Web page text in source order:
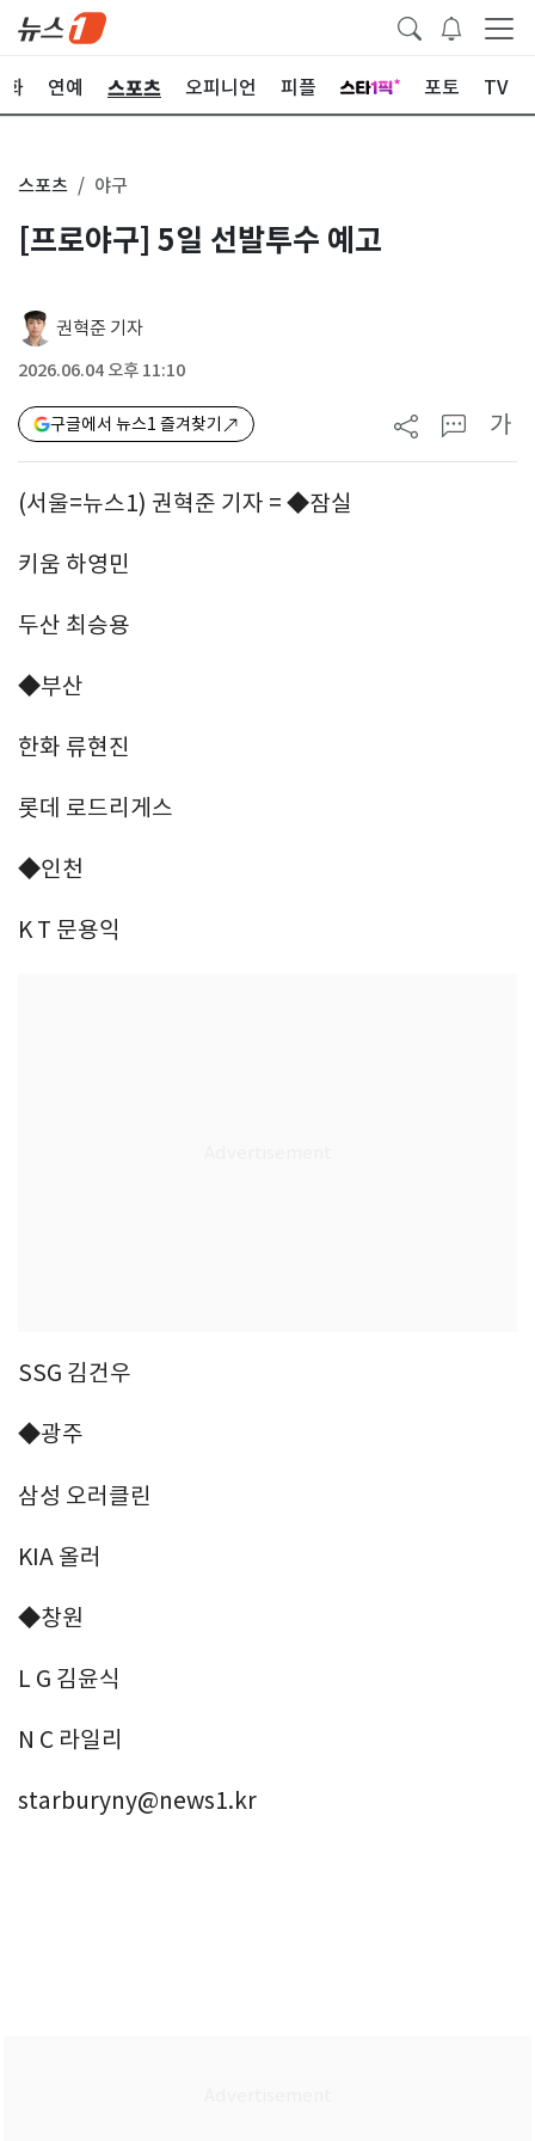
화 연예 스포츠 오피니언 피플 포토 TV
스포츠 야구
[프로야구] 5일 선발투수 예고
권혁준 기자
2026.06.04 오후 11:10
구글에서 뉴스1 즐겨찾기 가
(서울=뉴스1) 권혁준 기자 = ◆잠실
키움 하영민
두산 최승용
◆부산
한화 류현진
롯데 로드리게스
◆인천
K T 문용익
SSG 김건우
◆광주
삼성 오러클린
KIA 올러
◆창원
L G 김윤식
N C 라일리
starburyny@news1.kr